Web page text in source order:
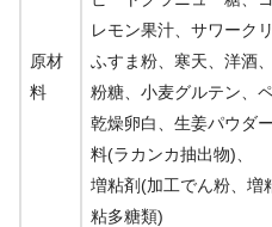
原材
料
レモン果汁、サワークリ
ふすま粉、寒天、洋酒
粉糖、小麦グルテン、ペ
乾燥卵白、生姜パウダ
料(ラカンカ抽出物)、
増粘剤(加工でん粉、増
粘多糖類)